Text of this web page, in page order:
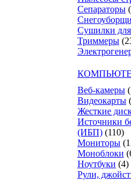
Сепараторы
Сушилки
Триммеры
Веб-камеры
Видеокарты
Жесткие
Источники
(ИБП) (110)
Мониторы
Моноблоки
Ноутбуки (4)
Рули,